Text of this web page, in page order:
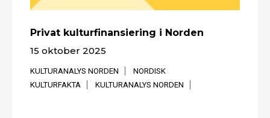
Privat kulturfinansiering i Norden
15 oktober 2025
KULTURANALYS NORDEN
NORDISK
KULTURFAKTA
KULTURANALYS NORDEN